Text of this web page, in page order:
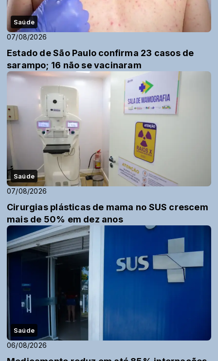
Saúde
07/08/2026
Estado de São Paulo confirma 23 casos de
sarampo; 16 não se vacinaram
Saúde
07/08/2026
Cirurgias plásticas de mama no SUS crescem
mais de 50% em dez anos
Saúde
06/08/2026